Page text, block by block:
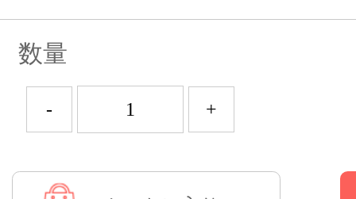
数量
- +